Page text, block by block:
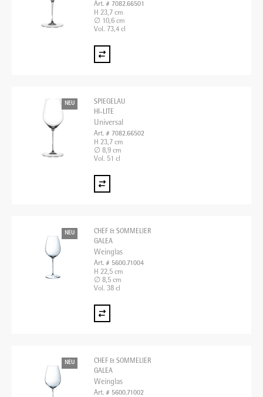
Art. # 7082.66501
H 23,7 cm
∅ 10,6 cm
Vol. 73,4 cl
NEU
SPIEGELAU
HI-LITE
Universal
Art. # 7082.66502
H 23,7 cm
∅ 8,9 cm
Vol. 51 cl
NEU
CHEF & SOMMELIER
GALEA
Weinglas
Art. # 5600.71004
H 22,5 cm
∅ 8,5 cm
Vol. 38 cl
NEU
CHEF & SOMMELIER
GALEA
Weinglas
Art. # 5600.71002